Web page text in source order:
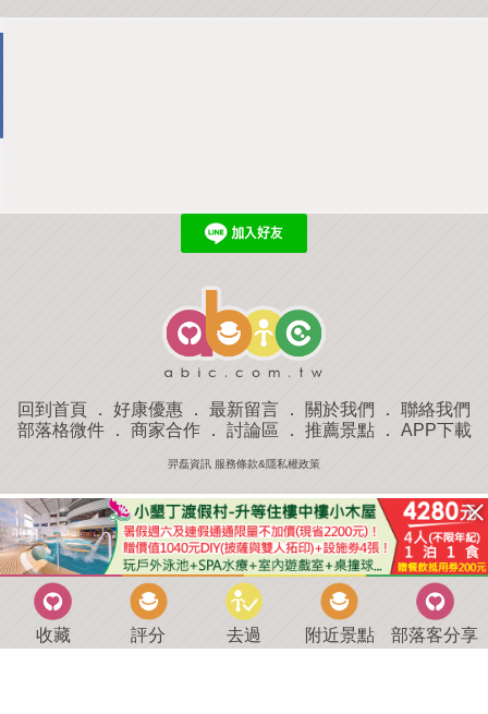
回到首頁 ． 好康優惠 ． 最新留言 ． 關於我們 ． 聯絡我們
部落格微件． 商家合作． 討論區 ． 推薦景點． APP下載
羿磊資訊 服務條款&隱私權政策
收藏 評分 去過 附近景點 部落客分享